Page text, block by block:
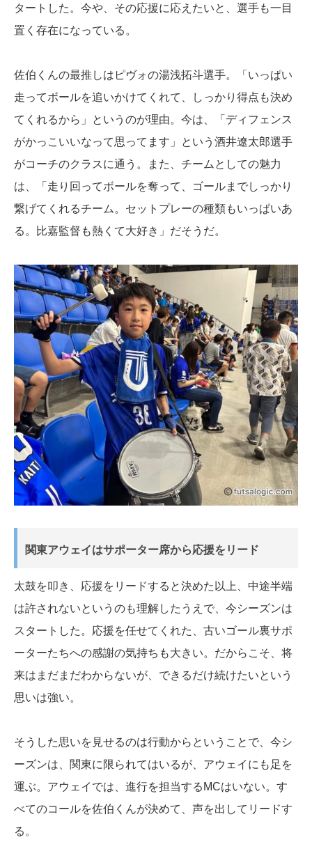
タートした。今や、その応援に応えたいと、選手も一目
置く存在になっている。
佐伯くんの最推しはピヴォの湯浅拓斗選手。「いっぱい
走ってボールを追いかけてくれて、しっかり得点も決め
てくれるから」というのが理由。今は、「ディフェンス
がかっこいいなって思ってます」という酒井遼太郎選手
がコーチのクラスに通う。また、チームとしての魅力
は、「走り回ってボールを奪って、ゴールまでしっかり
繋げてくれるチーム。セットプレーの種類もいっぱいあ
る。比嘉監督も熱くて大好き」だそうだ。
関東アウェイはサポーター席から応援をリード
太鼓を叩き、応援をリードすると決めた以上、中途半端
は許されないというのも理解したうえで、今シーズンは
スタートした。応援を任せてくれた、古いゴール裏サポ
ーターたちへの感謝の気持ちも大きい。だからこそ、将
来はまだまだわからないが、できるだけ続けたいという
思いは強い。
そうした思いを見せるのは行動からということで、今シ
ーズンは、関東に限られてはいるが、アウェイにも足を
運ぶ。アウェイでは、進行を担当するMCはいない。す
べてのコールを佐伯くんが決めて、声を出してリードす
る。